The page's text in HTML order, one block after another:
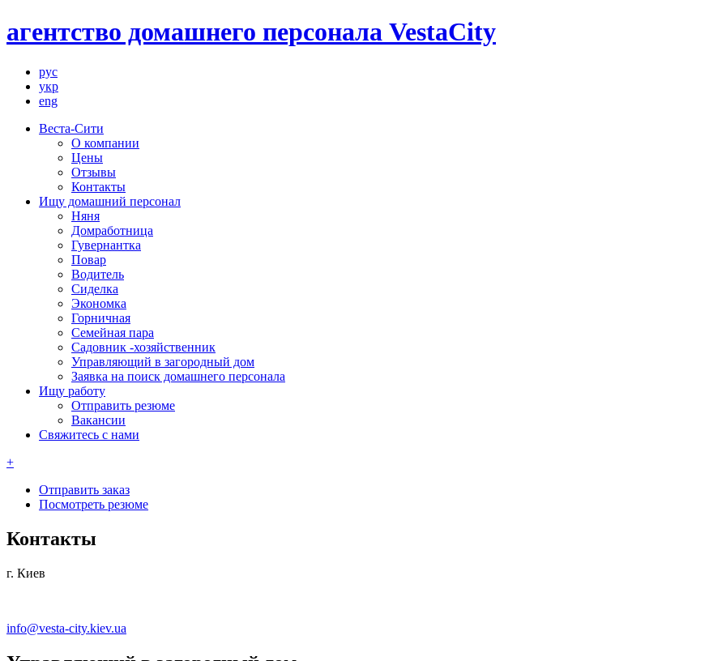
агентство домашнего персонала VestaCity
рус
укр
eng
Веста-Сити
О компании
Цены
Отзывы
Контакты
Ищу домашний персонал
Няня
Домработница
Гувернантка
Повар
Водитель
Сиделка
Экономка
Горничная
Семейная пара
Садовник -хозяйственник
Управляющий в загородный дом
Заявка на поиск домашнего персонала
Ищу работу
Отправить резюме
Вакансии
Свяжитесь с нами
+
Отправить заказ
Посмотреть резюме
Контакты
г. Киев
info@vesta-city.kiev.ua